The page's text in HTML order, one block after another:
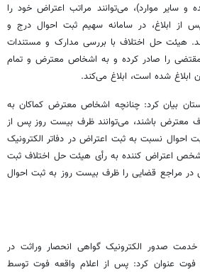
سایر موارد)، می‌توانند مراتب اعتراض خود را
ظرف مدت ۱۰ روز پس از ابلاغ، در سامانه سهیم ثبت احوال درج و
هیئت حل اختلاف با بررسی مدارک و مستندات
را صادر کرده و به اشخاص معترض و تمام
ابلاغ شده است، ابلاغ می‌کند.
بیان کرد: چنانچه اشخاص معترض کماکان به
معترض باشند، می‌توانند ظرف بیست روز پس از
احوال نسبت به ثبت اعتراض در دفاتر الکترونیک
اعتراض کننده به رأی هیئت حل اختلاف ثبت
در مراجع قضایی را ظرف بیست روز به ثبت احوال
خدمت صدور الکترونیک گواهی انحصار وراثت در
فوت عنوان کرد: پس از اعلام واقعه فوت توسط